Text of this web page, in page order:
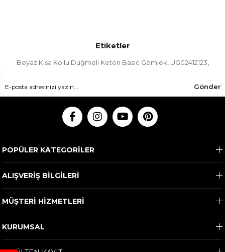
Etiketler
Beyaz Kısa Kollu Düğmeli Keten Basic Gömlek, UG02412123,
Gönder
POPÜLER KATEGORİLER
ALIŞVERİŞ BİLGİLERİ
MÜŞTERİ HİZMETLERİ
KURUMSAL